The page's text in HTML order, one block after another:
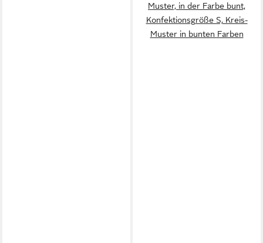
Muster, in der Farbe bunt,
Konfektionsgröße S, Kreis-
Muster in bunten Farben